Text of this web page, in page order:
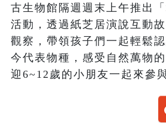
古生物館隔週週末上午推出
活動，透過紙芝居演說互動
觀察，帶領孩子們一起輕鬆
今代表物種，感受自然萬物
迎6~12歲的小朋友一起來參